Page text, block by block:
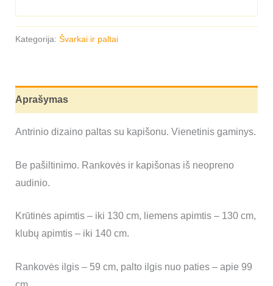
Kategorija: Švarkai ir paltai
Aprašymas
Antrinio dizaino paltas su kapišonu. Vienetinis gaminys.
Be pašiltinimo. Rankovės ir kapišonas iš neopreno
audinio.
Krūtinės apimtis – iki 130 cm, liemens apimtis – 130 cm,
klubų apimtis – iki 140 cm.
Rankovės ilgis – 59 cm, palto ilgis nuo paties – apie 99